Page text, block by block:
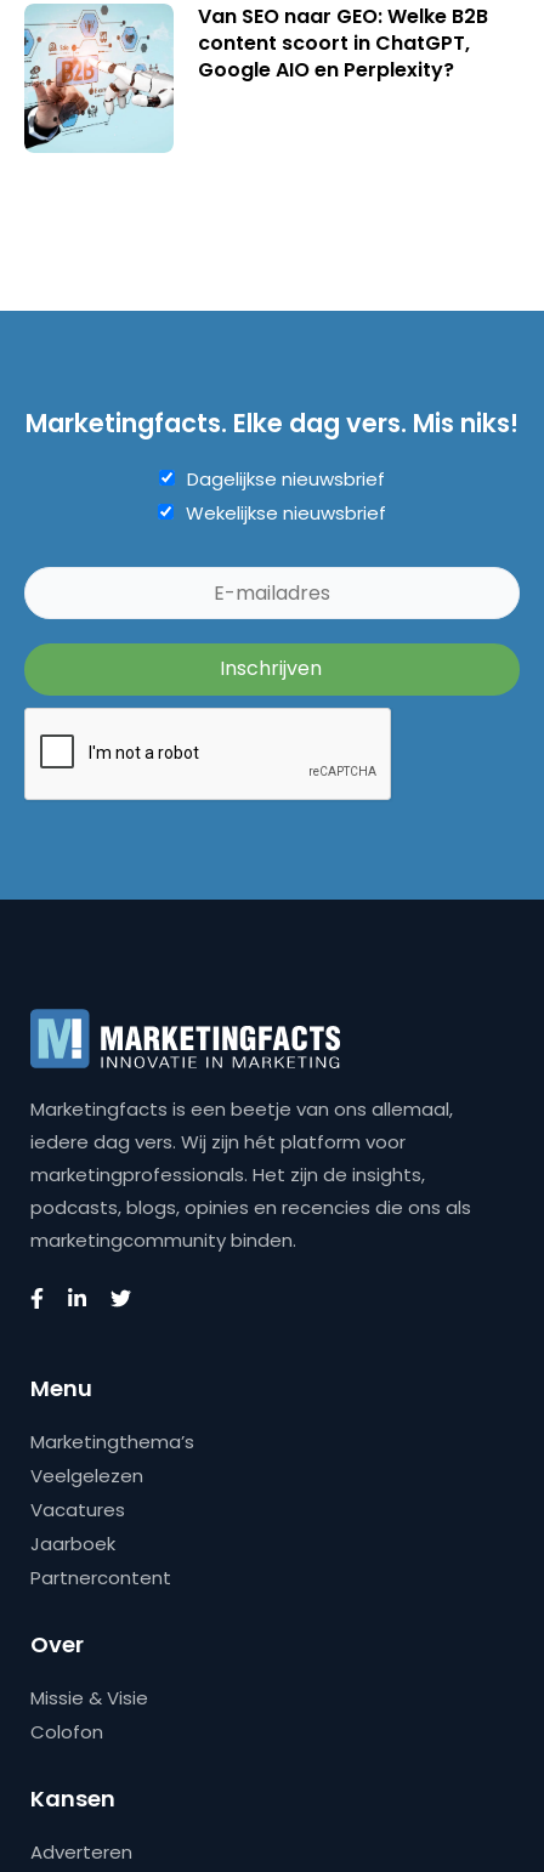
Van SEO naar GEO: Welke B2B
content scoort in ChatGPT,
Google AIO en Perplexity?
Marketingfacts. Elke dag vers. Mis niks!
Dagelijkse nieuwsbrief
Wekelijkse nieuwsbrief
Marketingfacts is een beetje van ons allemaal,
iedere dag vers. Wij zijn hét platform voor
marketingprofessionals. Het zijn de insights,
podcasts, blogs, opinies en recencies die ons als
marketingcommunity binden.
Menu
Marketingthema’s
Veelgelezen
Vacatures
Jaarboek
Partnercontent
Over
Missie & Visie
Colofon
Kansen
Adverteren